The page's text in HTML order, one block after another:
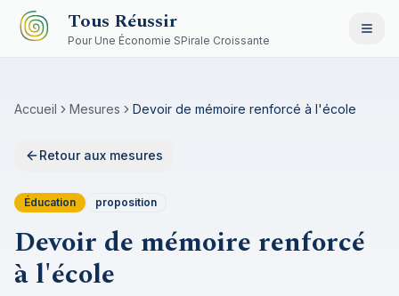
Aller au contenu principal
Tous Réussir
Pour Une Économie SPirale Croissante
Accueil Mesures Devoir de mémoire renforcé à l'école
Retour aux mesures
Éducation proposition
Devoir de mémoire renforcé
à l'école